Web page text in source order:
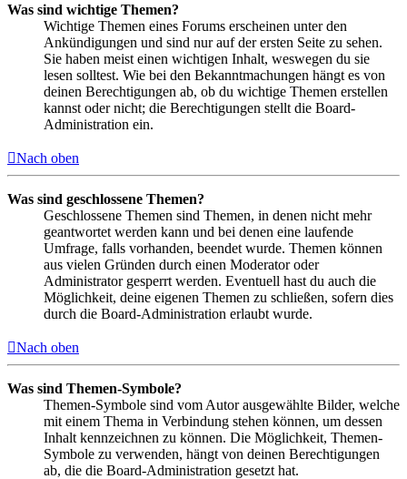
Was sind wichtige Themen?
Wichtige Themen eines Forums erscheinen unter den
Ankündigungen und sind nur auf der ersten Seite zu sehen.
Sie haben meist einen wichtigen Inhalt, weswegen du sie
lesen solltest. Wie bei den Bekanntmachungen hängt es von
deinen Berechtigungen ab, ob du wichtige Themen erstellen
kannst oder nicht; die Berechtigungen stellt die Board-
Administration ein.
Nach oben
Was sind geschlossene Themen?
Geschlossene Themen sind Themen, in denen nicht mehr
geantwortet werden kann und bei denen eine laufende
Umfrage, falls vorhanden, beendet wurde. Themen können
aus vielen Gründen durch einen Moderator oder
Administrator gesperrt werden. Eventuell hast du auch die
Möglichkeit, deine eigenen Themen zu schließen, sofern dies
durch die Board-Administration erlaubt wurde.
Nach oben
Was sind Themen-Symbole?
Themen-Symbole sind vom Autor ausgewählte Bilder, welche
mit einem Thema in Verbindung stehen können, um dessen
Inhalt kennzeichnen zu können. Die Möglichkeit, Themen-
Symbole zu verwenden, hängt von deinen Berechtigungen
ab, die die Board-Administration gesetzt hat.